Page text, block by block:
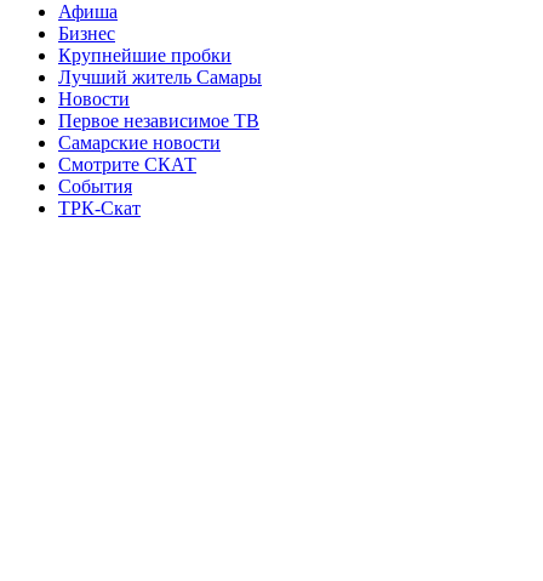
Афиша
Бизнес
Крупнейшие пробки
Лучший житель Самары
Новости
Первое независимое ТВ
Самарские новости
Смотрите СКАТ
События
ТРК-Скат